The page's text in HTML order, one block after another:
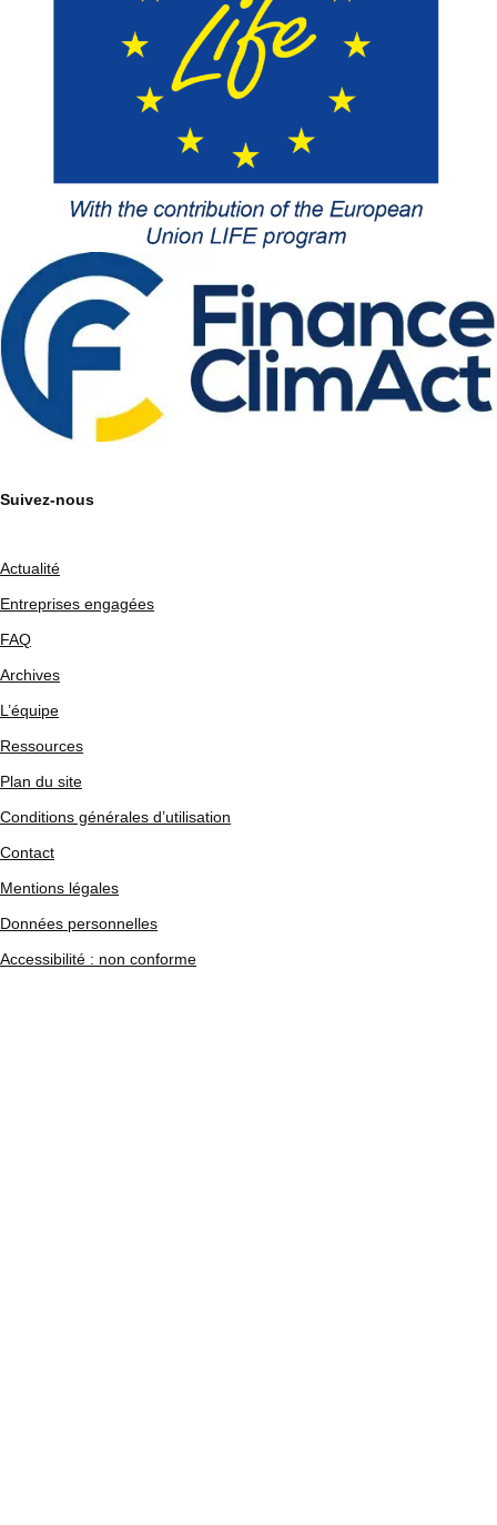
Suivez-nous
Actualité
Entreprises engagées
FAQ
Archives
L’équipe
Ressources
Plan du site
Conditions générales d’utilisation
Contact
Mentions légales
Données personnelles
Accessibilité : non conforme